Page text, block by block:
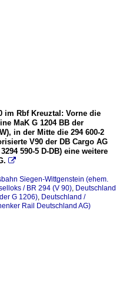
im Rbf Kreuztal: Vorne die
MaK G 1204 BB der
in der Mitte die 294 600-2
V90 der DB Cargo AG
590-5 D-DB) eine weitere

Siegen-Wittgenstein (ehem.
/ BR 294 (V 90), Deutschland
G 1206), Deutschland /
Rail Deutschland AG)